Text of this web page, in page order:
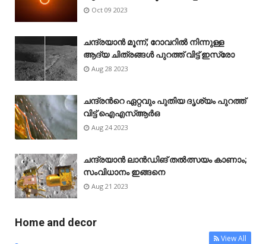
Oct 09 2023
ചന്ദ്രയാൻ മൂന്ന്; റോവറിൽ നിന്നുള്ള
ആദ്യ ചിത്രങ്ങൾ പുറത്ത് വിട്ട് ഇസ്രോ
Aug 28 2023
ചന്ദ്രന്‍റെ ഏറ്റവും പുതിയ ദൃശ്യം പുറത്ത്
വിട്ട് ഐഎസ്ആർഒ
Aug 24 2023
ചന്ദ്രയാൻ ലാൻഡിങ് തൽത്സയം കാണാം;
സംവിധാനം ഇങ്ങനെ
Aug 21 2023
Home and decor
View All